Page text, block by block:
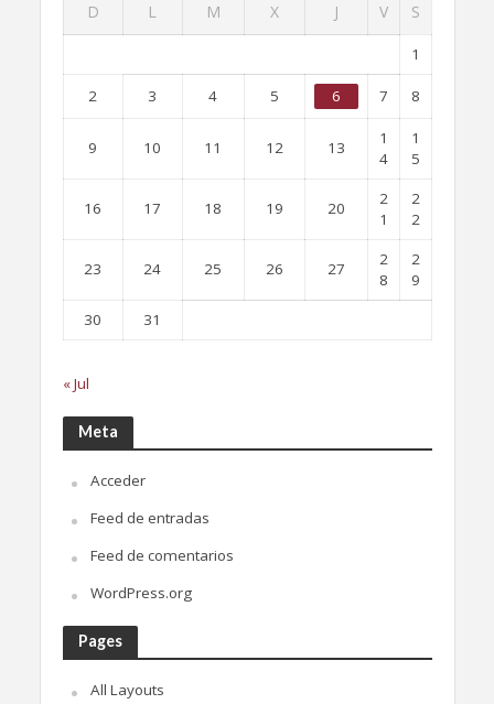
D L M X J V S
1
2 3 4 5 6 7 8
9 10 11 12 13
1
4
1
5
16 17 18 19 20
2
1
2
2
23 24 25 26 27
2
8
2
9
30
31
« Jul
Meta
Acceder
Feed de entradas
Feed de comentarios
WordPress.org
Pages
All Layouts